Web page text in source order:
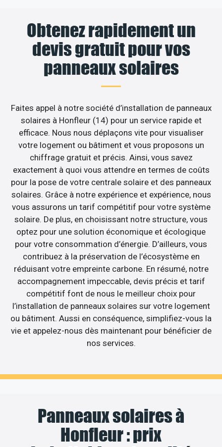
Obtenez rapidement un
devis gratuit pour vos
panneaux solaires
Faites appel à notre société d’installation de panneaux
solaires à Honfleur (14) pour un service rapide et
efficace. Nous nous déplaçons vite pour visualiser
votre logement ou bâtiment et vous proposons un
chiffrage gratuit et précis. Ainsi, vous savez
exactement à quoi vous attendre en termes de coûts
pour la pose de votre centrale solaire et des panneaux
solaires. Grâce à notre expérience et expérience, nous
vous assurons un tarif compétitif pour votre système
solaire. De plus, en choisissant notre structure, vous
optez pour une solution économique et écologique
pour votre consommation d’énergie. D’ailleurs, vous
contribuez à la préservation de l’écosystème en
réduisant votre empreinte carbone. En résumé, notre
accompagnement impeccable, devis précis et tarif
compétitif font de nous le meilleur choix pour
l’installation de panneaux solaires sur votre logement
ou bâtiment. Aussi en conséquence, simplifiez-vous la
vie et appelez-nous dès maintenant pour bénéficier de
nos services.
Panneaux solaires à
Honfleur : prix